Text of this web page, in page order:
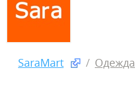
SaraMart Одежда